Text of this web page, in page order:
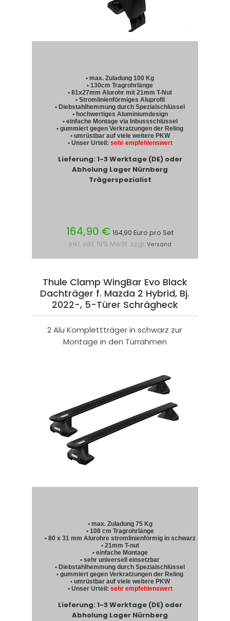
• max. Zuladung 100 Kg
• 130cm Tragrohrlänge
• 81x27mm Alurohr mit 21mm T-Nut
• Stromlinienförmiges Aluprofil
• Diebstahlhemmung durch Spezialschlüssel
• hochwertiges Aluminiumdesign
• einfache Montage via Inbussschlüssel
• gummiert gegen Verkratzungen der Reling
• umrüstbar auf viele weitere PKW
• Unser Urteil: sehr empfehlenswert
Lieferung: 1-3 Werktage (DE) oder
Abholung Lager Nürnberg
Trägerspezialist
164,90 € 164,90 Euro pro Set
inkl. inkl. 19% MwSt. zzgl. Versand
Thule Clamp WingBar Evo Black
Dachträger f. Mazda 2 Hybrid, Bj.
2022-, 5-Türer Schrägheck
2 Alu Komplettträger in schwarz zur
Montage in den Türrahmen
• max. Zuladung 75 Kg
• 108 cm Tragrohrlänge
• 80 x 31 mm Alurohre stromlinienförmig in schwarz
• 21mm T-nut
• einfache Montage
• sehr universell einsetzbar
• Diebstahlhemmung durch Spezialschlüssel
• gummiert gegen Verkratzungen der Reling
• umrüstbar auf viele weitere PKW
• Unser Urteil: sehr empfehlenswert
Lieferung: 1-3 Werktage (DE) oder
Abholung Lager Nürnberg